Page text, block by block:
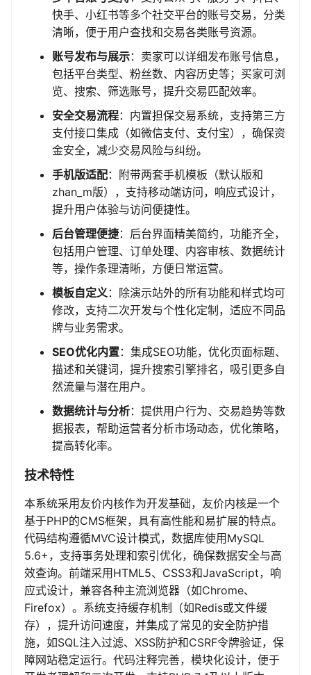
快手、小红书等多个社交平台的账号交易，分类
清晰，便于用户查找和交易各类账号资源。
账号发布与展示：卖家可以详细发布账号信息，
包括平台类型、粉丝数、内容历史等；买家可浏
览、搜索、筛选账号，提升交易匹配效率。
安全交易流程：内置担保交易系统，支持第三方
支付接口集成（如微信支付、支付宝），确保资
金安全，减少交易风险与纠纷。
手机版适配：附带两套手机模板（默认版和
zhan_m版），支持移动端访问，响应式设计，
提升用户体验与访问便捷性。
后台管理便捷：后台界面精美简约，功能齐全，
包括用户管理、订单处理、内容审核、数据统计
等，操作条理清晰，方便日常运营。
模板自定义：除演示站外的所有功能和样式均可
修改，支持二次开发与个性化定制，适应不同品
牌与业务需求。
SEO优化内置：集成SEO功能，优化页面标题、
描述和关键词，提升搜索引擎排名，吸引更多自
然流量与潜在用户。
数据统计与分析：提供用户行为、交易趋势等数
据报表，帮助运营者分析市场动态，优化策略，
提高转化率。
技术特性
本系统采用友价内核作为开发基础，友价内核是一个
基于PHP的CMS框架，具有高性能和易扩展的特点。
代码结构遵循MVC设计模式，数据库使用MySQL
5.6+，支持事务处理和索引优化，确保数据安全与高
效查询。前端采用HTML5、CSS3和JavaScript，响
应式设计，兼容各种主流浏览器（如Chrome、
Firefox）。系统支持缓存机制（如Redis或文件缓
存），提升访问速度，并集成了常见的安全防护措
施，如SQL注入过滤、XSS防护和CSRF令牌验证，保
障网站稳定运行。代码注释完善，模块化设计，便于